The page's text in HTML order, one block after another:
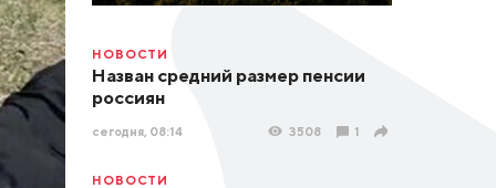
НОВОСТИ
Назван средний размер пенсии
россиян
сегодня, 08:14 3508 1
НОВОСТИ